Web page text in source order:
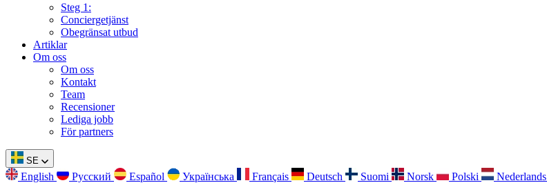
Steg 1:
Conciergetjänst
Obegränsat utbud
Artiklar
Om oss
Om oss
Kontakt
Team
Recensioner
Lediga jobb
För partners
SE
English Русский Español Українська Français Deutsch Suomi Norsk Polski Nederlands